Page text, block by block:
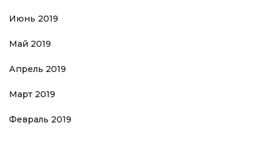
Июнь 2019
Май 2019
Апрель 2019
Март 2019
Февраль 2019